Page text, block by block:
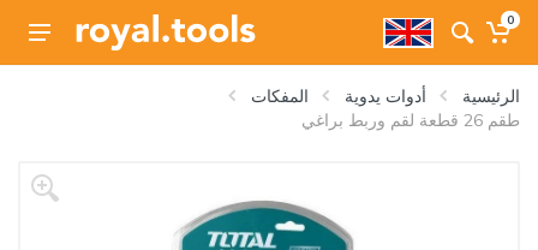
0
الرئيسية أدوات يدوية
المفكات
طقم 26 قطعة لقم وربط براغي